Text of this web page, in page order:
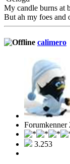
My candle burns at
But ah my foes and
calimero
Forumkenner
3.253